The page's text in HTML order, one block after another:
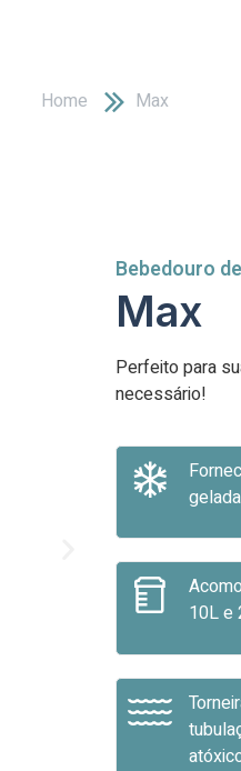
Home Max
Bebedouro
Max
Perfeito para
necessário!
10L e